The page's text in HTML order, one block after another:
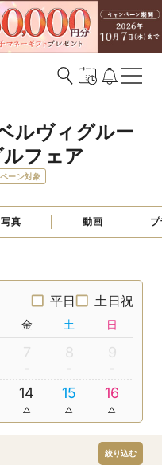
ルヴィグルー
フェア
ーン対象
写真 動画
平日 土日祝
金 土 日
7 8 9
14 15 16
絞り込む